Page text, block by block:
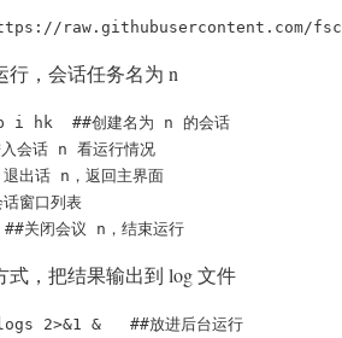
行，会话任务名为 n
i hk  ##创建名为 n 的会话
话 n 看运行情况
话 n，返回主界面
窗口列表
式，把结果输出到 log 文件
2>&1 &   ##放进后台运行